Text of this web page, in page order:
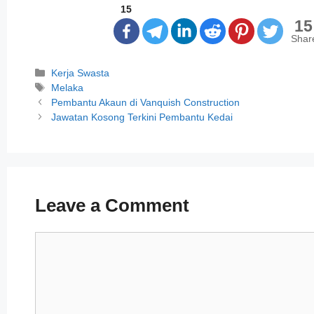
15
15
Categories
Kerja Swasta
Tags
Melaka
Post
navigation
Pembantu Akaun di Vanquish Construction
Jawatan Kosong Terkini Pembantu Kedai
Leave a Comment